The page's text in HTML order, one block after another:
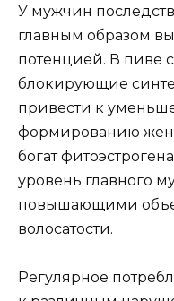
У мужчин
главным образом
потенцией. В пиве
блокирующие
привести к
формированию
богат
уровень главного
повышающими
волосатости.
Регулярное